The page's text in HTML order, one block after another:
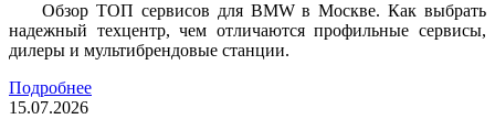
Обзор ТОП сервисов для BMW в Москве. Как выбрать
надежный техцентр, чем отличаются профильные сервисы,
дилеры и мультибрендовые станции.
Подробнее
15.07.2026